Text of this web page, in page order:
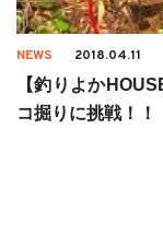
NEWS 2018.04.11
【釣りよか
コ掘りに挑戦！！